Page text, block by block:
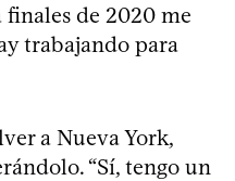
finales de 2020 me
trabajando para
a Nueva York,
“Sí, tengo un